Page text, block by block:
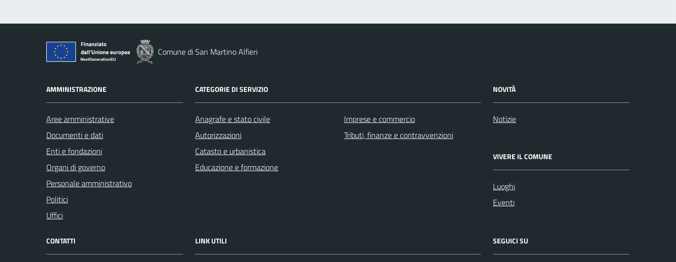
Comune di San Martino Alfieri
AMMINISTRAZIONE
Aree amministrative
Documenti e dati
Enti e fondazioni
Organi di governo
Personale amministrativo
Politici
Uffici
CATEGORIE DI SERVIZIO
Anagrafe e stato civile
Autorizzazioni
Catasto e urbanistica
Educazione e formazione
Imprese e commercio
Tributi, finanze e contravvenzioni
NOVITÀ
Notizie
VIVERE IL COMUNE
Luoghi
Eventi
CONTATTI LINK UTILI SEGUICI SU